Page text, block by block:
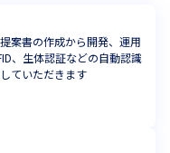
案書の作成から開発、運用
、生体認証などの自動認識
ていただきます